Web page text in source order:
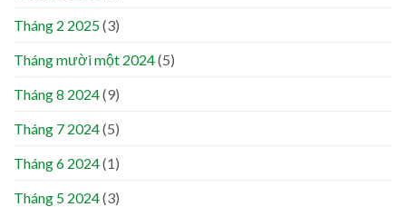
Tháng 2 2025(3)
Tháng mười một 2024(5)
Tháng 8 2024(9)
Tháng 7 2024(5)
Tháng 6 2024(1)
Tháng 5 2024(3)